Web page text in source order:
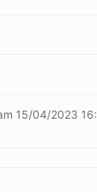
15/04/2023